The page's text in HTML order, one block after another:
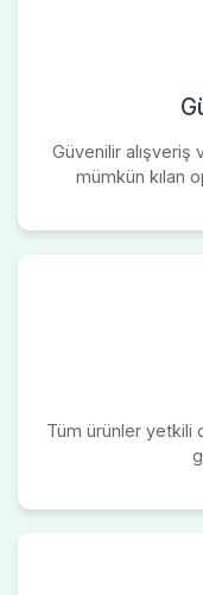
Güvenilir alışveriş
mümkün kılan
Tüm ürünler yetkili